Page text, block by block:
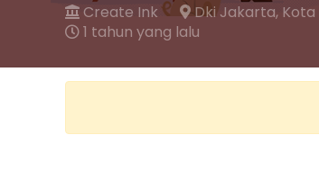
Create Ink Dki Jakarta,
1 tahun yang lalu